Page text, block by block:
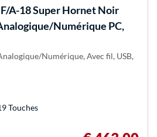
A-18 Super Hornet Noir
Numérique PC,
Numérique, Avec fil, USB,
Touches